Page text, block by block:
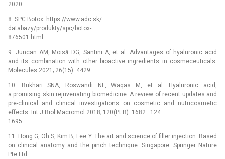
2020.
8. SPC Botox. https://www.adc.sk/
databazy/produkty/spc/botox-
876501.html.
9. Juncan AM, Moisă DG, Santini A, et al. Advantages of hyaluronic acid
and its combination with other bioactive ingredients in cosmeceuticals.
Molecules 2021; 26(15): 4429.
10. Bukhari SNA, Roswandi NL, Waqas M, et al. Hyaluronic acid,
a promising skin rejuvenating biomedicine. A review of recent updates and
pre-clinical and clinical investigations on cosmetic and nutricosmetic
effects. Int J Biol Macromol 2018; 120(Pt B): 1682 : 124–
1695.
11. Hong G, Oh S, Kim B, Lee Y. The art and science of filler injection. Based
on clinical anatomy and the pinch technique. Singapore: Springer Nature
Pte Ltd